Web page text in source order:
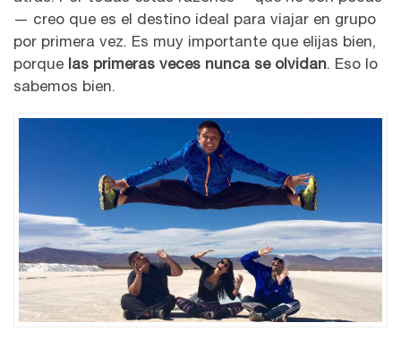
— creo que es el destino ideal para viajar en grupo
por primera vez. Es muy importante que elijas bien,
porque las primeras veces nunca se olvidan. Eso lo
sabemos bien.